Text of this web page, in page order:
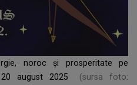
noroc și prosperitate pe
august 2025
(sursa foto: